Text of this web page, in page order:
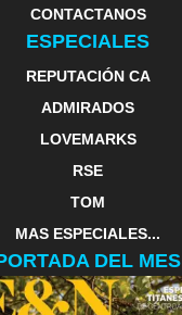
CONTACTANOS
ESPECIALES
REPUTACIÓN CA
ADMIRADOS
LOVEMARKS
RSE
TOM
MAS ESPECIALES...
DEL MES